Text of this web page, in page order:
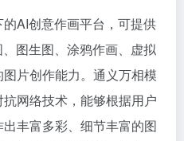
AI创意作画平台，可提供
图生图、涂鸦作画、虚拟
片创作能力。通义万相模
网络技术，能够根据用户
丰富多彩、细节丰富的图